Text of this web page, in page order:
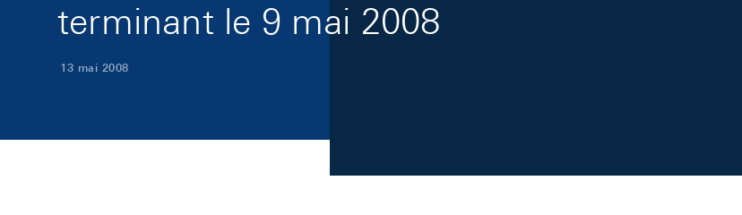
terminant le 9 mai 2008
13 mai 2008